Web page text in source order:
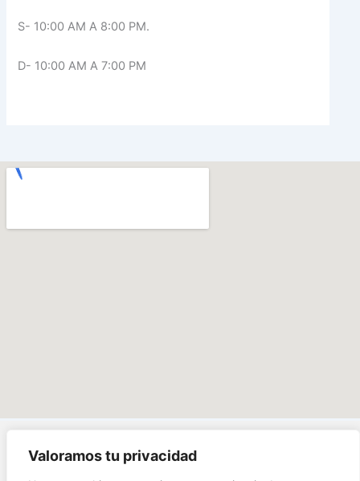
Valoramos tu privacidad
S- 10:00 AM A 8:00 PM.
D- 10:00 AM A 7:00 PM
Carrera 1# 38 - 89,